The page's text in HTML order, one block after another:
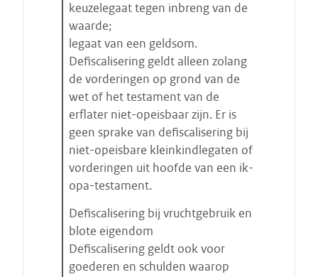
keuzelegaat tegen inbreng van de
waarde;
legaat van een geldsom.
Defiscalisering geldt alleen zolang
de vorderingen op grond van de
wet of het testament van de
erflater niet-opeisbaar zijn. Er is
geen sprake van defiscalisering bij
niet-opeisbare kleinkindlegaten of
vorderingen uit hoofde van een ik-
opa-testament.
Defiscalisering bij vruchtgebruik en
blote eigendom
Defiscalisering geldt ook voor
goederen en schulden waarop